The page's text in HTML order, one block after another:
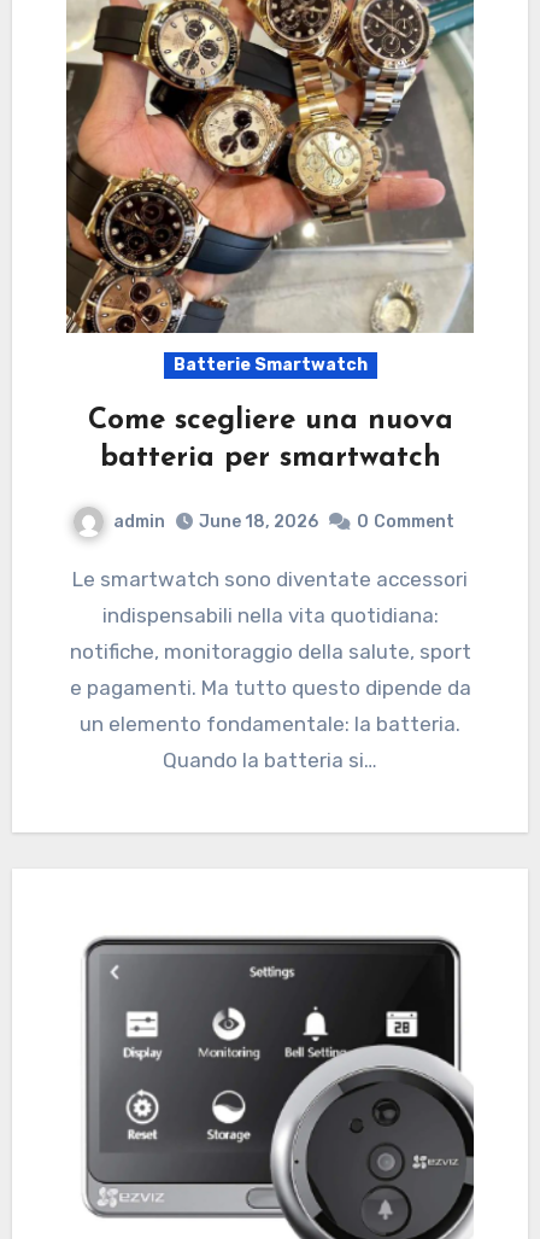
Batterie Smartwatch
Come scegliere una nuova
batteria per smartwatch
admin June 18, 2026 0 Comment
Le smartwatch sono diventate accessori
indispensabili nella vita quotidiana:
notifiche, monitoraggio della salute, sport
e pagamenti. Ma tutto questo dipende da
un elemento fondamentale: la batteria.
Quando la batteria si…